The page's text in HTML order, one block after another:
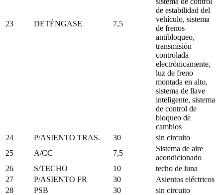
23 DETÉNGASE 7,5
de estabilidad del
vehículo, sistema
de frenos
antibloqueo,
transmisión
controlada
electrónicamente,
luz de freno
montada en alto,
sistema de llave
inteligente, sistema
de control de
bloqueo de
cambios
24
P/ASIENTO TRAS. 30
sin circuito
25
A/CC 7,5
Sistema de aire
acondicionado
26
S/TECHO 10
techo de luna
27
P/ASIENTO FR 30
Asientos eléctricos
28
PSB 30 sin circuito